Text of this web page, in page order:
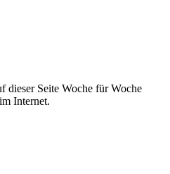
dieser Seite Woche für Woche
Internet.